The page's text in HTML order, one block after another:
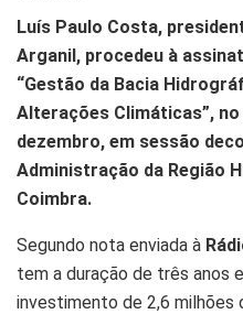
Luís Paulo Costa,
Arganil, procedeu à
“Gestão da Bacia
Alterações Climáticas”, no
dezembro, em sessão
Administração da Região
Coimbra.
Segundo nota enviada à
tem a duração de três anos
investimento de 2,6 milhões